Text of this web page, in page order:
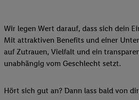
Wir legen Wert darauf, dass sich dein
Mit attraktiven Benefits und einer
auf Zutrauen, Vielfalt und ein
unabhängig vom Geschlecht setzt.
Hört sich gut an? Dann lass bald von